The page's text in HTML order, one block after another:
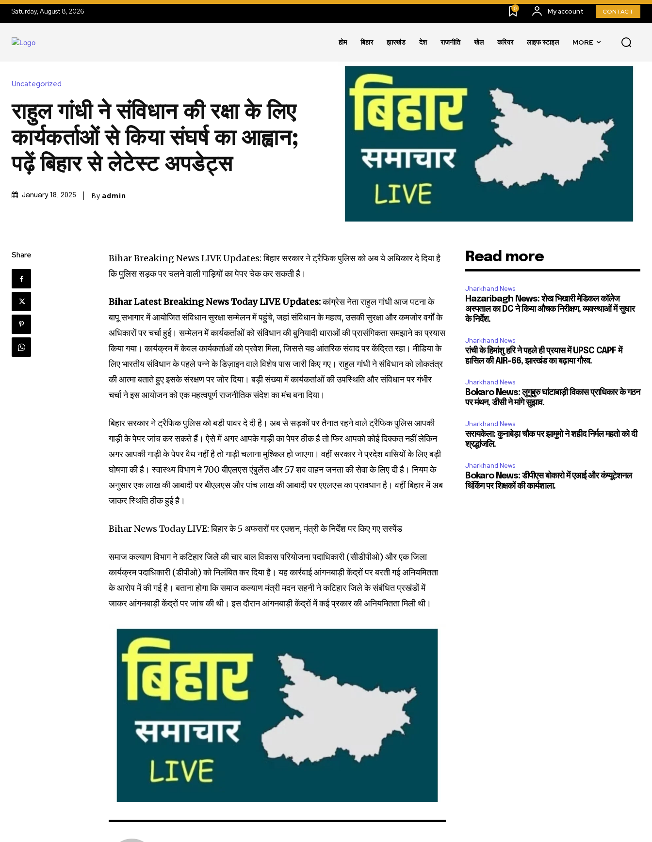
Join our community of
SUBSCRIBERS and be part
of the conversation.
the subscribe button below. Don't worry, we respect your privacy and
won't spam your inbox. Your information is safe with us.
I've read and accept the
32,111
Followers
32,214
Followers
Saturday, August 8, 2026 0 My account CONTACT
होम बिहार झारखंड देश राजनीति खेल करियर लाइफ स्टाइल MORE
Uncategorized
राहुल गांधी ने संविधान की रक्षा के लिए
कार्यकर्ताओं से किया संघर्ष का आह्वान;
पढ़ें बिहार से लेटेस्ट अपडेट्स
January 18, 2025 By admin
Share
Bihar Breaking News LIVE Updates: बिहार सरकार ने ट्रैफिक पुलिस को अब ये अधिकार दे दिया है
कि पुलिस सड़क पर चलने वाली गाड़ियों का पेपर चेक कर सकती है।
Bihar Latest Breaking News Today LIVE Updates:कांग्रेस नेता राहुल गांधी आज पटना के
बापू सभागार में आयोजित संविधान सुरक्षा सम्मेलन में पहुंचे, जहां संविधान के महत्व, उसकी सुरक्षा और कमजोर वर्गों के
अधिकारों पर चर्चा हुई। सम्मेलन में कार्यकर्ताओं को संविधान की बुनियादी धाराओं की प्रासंगिकता समझाने का प्रयास
किया गया। कार्यक्रम में केवल कार्यकर्ताओं को प्रवेश मिला, जिससे यह आंतरिक संवाद पर केंद्रित रहा। मीडिया के
लिए भारतीय संविधान के पहले पन्ने के डिज़ाइन वाले विशेष पास जारी किए गए। राहुल गांधी ने संविधान को लोकतंत्र
की आत्मा बताते हुए इसके संरक्षण पर जोर दिया। बड़ी संख्या में कार्यकर्ताओं की उपस्थिति और संविधान पर गंभीर
चर्चा ने इस आयोजन को एक महत्वपूर्ण राजनीतिक संदेश का मंच बना दिया।
बिहार सरकार ने ट्रैफिक पुलिस को बड़ी पावर दे दी है। अब से सड़कों पर तैनात रहने वाले ट्रैफिक पुलिस आपकी
गाड़ी के पेपर जांच कर सकते हैं। ऐसे में अगर आपके गाड़ी का पेपर ठीक है तो फिर आपको कोई दिक्कत नहीं लेकिन
अगर आपकी गाड़ी के पेपर वैध नहीं है तो गाड़ी चलाना मुश्किल हो जाएगा। वहीं सरकार ने प्रदेश वासियों के लिए बड़ी
घोषणा की है। स्वास्थ्य विभाग ने 700 बीएलएस एंबुलेंस और 57 शव वाहन जनता की सेवा के लिए दी है। नियम के
अनुसार एक लाख की आबादी पर बीएलएस और पांच लाख की आबादी पर एएलएस का प्रावधान है। वहीं बिहार में अब
जाकर स्थिति ठीक हुई है।
Bihar News Today LIVE: बिहार के 5 अफसरों पर एक्शन, मंत्री के निर्देश पर किए गए सस्पेंड
समाज कल्याण विभाग ने कटिहार जिले की चार बाल विकास परियोजना पदाधिकारी (सीडीपीओ) और एक जिला
कार्यक्रम पदाधिकारी (डीपीओ) को निलंबित कर दिया है। यह कार्रवाई आंगनबाड़ी केंद्रों पर बरती गई अनियमितता
के आरोप में की गई है। बताना होगा कि समाज कल्याण मंत्री मदन सहनी ने कटिहार जिले के संबंधित प्रखंडों में
जाकर आंगनबाड़ी केंद्रों पर जांच की थी। इस दौरान आंगनबाड़ी केंद्रों में कई प्रकार की अनियमितता मिली थी।
Read more
Jharkhand News
Hazaribagh News: शेख भिखारी मेडिकल कॉलेज
अस्पताल का DC ने किया औचक निरीक्षण, व्यवस्थाओं में सुधार
के निर्देश.
Jharkhand News
रांची के हिमांशु हरि ने पहले ही प्रयास में UPSC CAPF में
हासिल की AIR-66, झारखंड का बढ़ाया गौरव.
Jharkhand News
Bokaro News: लुगुबुरु घांटाबाड़ी विकास प्राधिकार के गठन
पर मंथन, डीसी ने मांगे सुझाव.
Jharkhand News
सरायकेला: कुनाबेड़ा चौक पर झामुमो ने शहीद निर्मल महतो को दी
श्रद्धांजलि.
Jharkhand News
Bokaro News: डीपीएस बोकारो में एआई और कंप्यूटेशनल
थिंकिंग पर शिक्षकों की कार्यशाला.